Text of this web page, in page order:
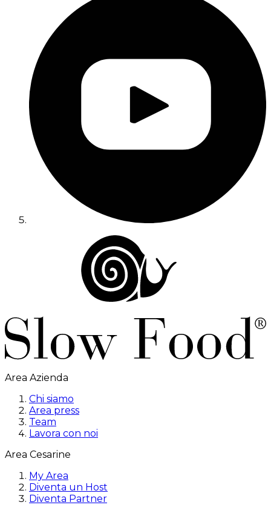
Area Azienda
Chi siamo
Area press
Team
Lavora con noi
Area Cesarine
My Area
Diventa un Host
Diventa Partner